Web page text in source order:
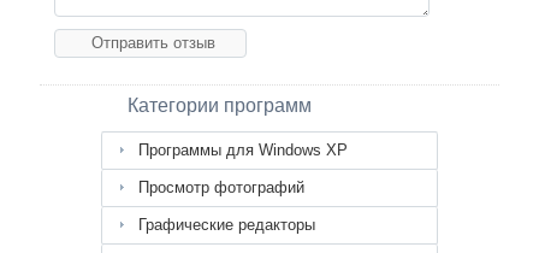
Категории программ
Программы для Windows XP
Просмотр фотографий
Графические редакторы